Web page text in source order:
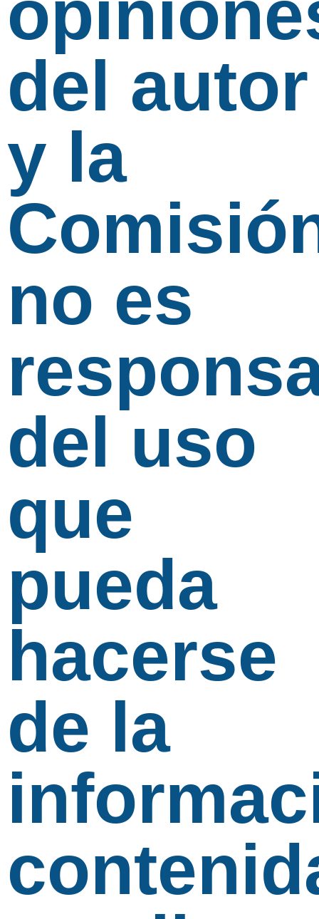
del autor
y la
no es
del uso
que
pueda
hacerse
de la